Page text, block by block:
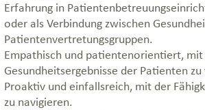
Erfahrung in
oder als Verbindung zwischen
Patientenvertretungsgruppen.
Empathisch und patientenorientiert, mit
Gesundheitsergebnisse der Patienten zu
Proaktiv und einfallsreich, mit der
zu navigieren.